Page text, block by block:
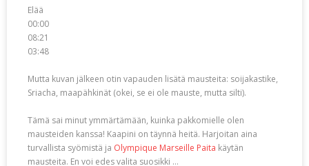
Elää
00:00
08:21
03:48
Mutta kuvan jälkeen otin vapauden lisätä mausteita: soijakastike,
Sriacha, maapähkinät (okei, se ei ole mauste, mutta silti).
Tämä sai minut ymmärtämään, kuinka pakkomielle olen
mausteiden kanssa! Kaapini on täynnä heitä. Harjoitan aina
turvallista syömistä ja Olympique Marseille Paita käytän
mausteita. En voi edes valita suosikki …